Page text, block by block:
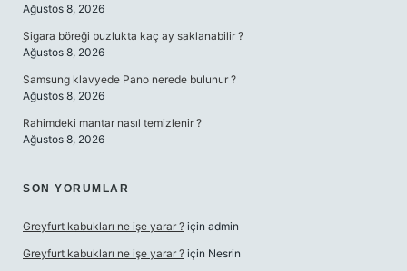
Ağustos 8, 2026
Sigara böreği buzlukta kaç ay saklanabilir ?
Ağustos 8, 2026
Samsung klavyede Pano nerede bulunur ?
Ağustos 8, 2026
Rahimdeki mantar nasıl temizlenir ?
Ağustos 8, 2026
SON YORUMLAR
Greyfurt kabukları ne işe yarar ? için admin
Greyfurt kabukları ne işe yarar ? için Nesrin